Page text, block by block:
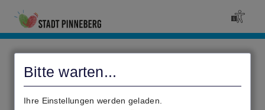
Bitte warten...
Ihre Einstellungen werden geladen.